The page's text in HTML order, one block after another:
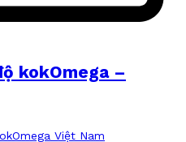
kokOmega –